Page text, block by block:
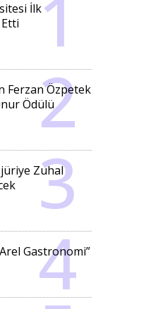
İlk
Ferzan Özpetek
Ödülü
jüriye Zuhal
Gastronomi”